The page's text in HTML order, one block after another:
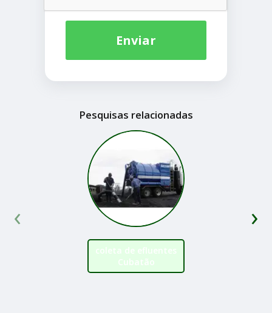
Enviar
Pesquisas relacionadas
coleta de efluentes
Cubatão
‹ ›